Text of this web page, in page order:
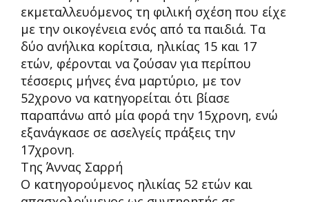
εκμεταλλευόμενος τη φιλική σχέση που είχε
με την οικογένεια ενός από τα παιδιά. Τα
δύο ανήλικα κορίτσια, ηλικίας 15 και 17
ετών, φέρονται να ζούσαν για περίπου
τέσσερις μήνες ένα μαρτύριο, με τον
52χρονο να κατηγορείται ότι βίασε
παραπάνω από μία φορά την 15χρονη, ενώ
εξανάγκασε σε ασελγείς πράξεις την
17χρονη.
Της Άννας Σαρρή
Ο κατηγορούμενος ηλικίας 52 ετών και